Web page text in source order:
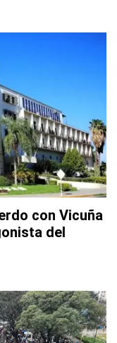
con Vicuña
del